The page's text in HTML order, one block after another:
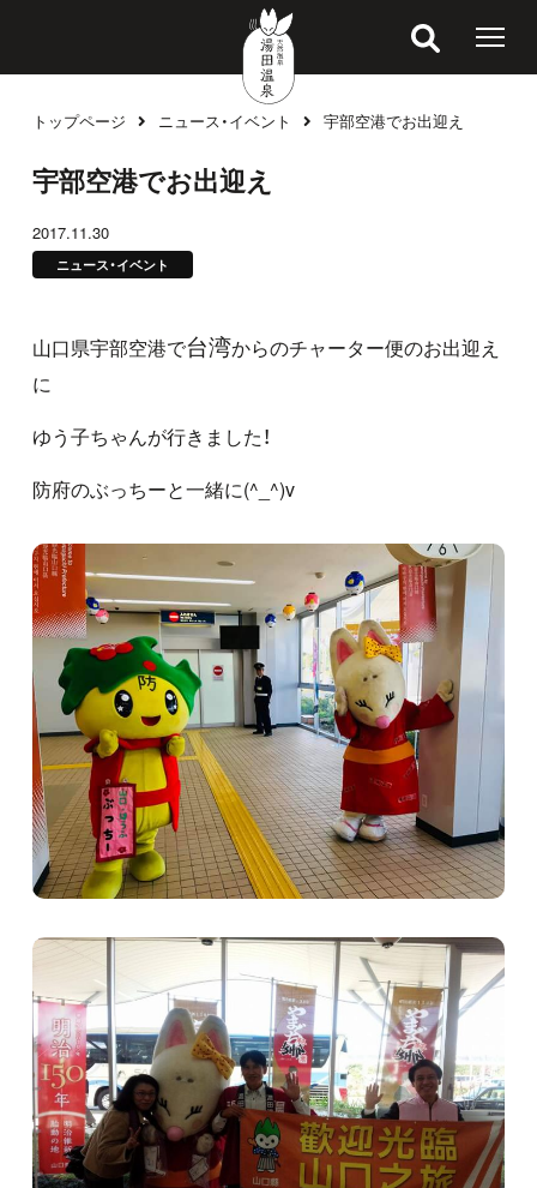
トップページ ニュース・イベント 宇部空港でお出迎え
ブログ
宇部空港でお出迎え
2017.11.30
ニュース・イベント
山口県宇部空港で台湾からのチャーター便のお出迎え
に
ゆう子ちゃんが行きました！
防府のぶっちーと一緒に(^_^)v